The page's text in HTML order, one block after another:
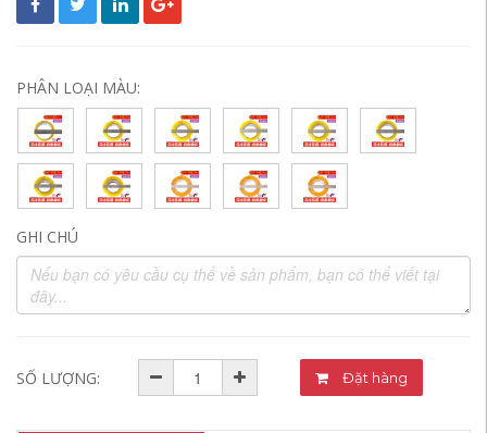
PHÂN LOẠI MÀU:
GHI CHÚ
SỐ LƯỢNG: Đặt hàng